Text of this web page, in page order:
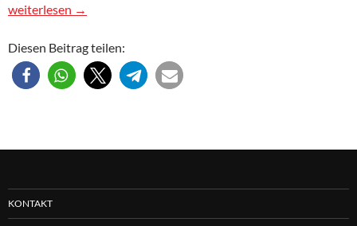
Piko Werksbesichtigung
weiterlesen →
Diesen Beitrag teilen:
KONTAKT